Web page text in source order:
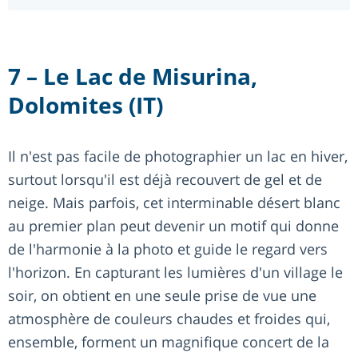
7 – Le Lac de Misurina,
Dolomites (IT)
Il n'est pas facile de photographier un lac en hiver,
surtout lorsqu'il est déjà recouvert de gel et de
neige. Mais parfois, cet interminable désert blanc
au premier plan peut devenir un motif qui donne
de l'harmonie à la photo et guide le regard vers
l'horizon. En capturant les lumières d'un village le
soir, on obtient en une seule prise de vue une
atmosphère de couleurs chaudes et froides qui,
ensemble, forment un magnifique concert de la